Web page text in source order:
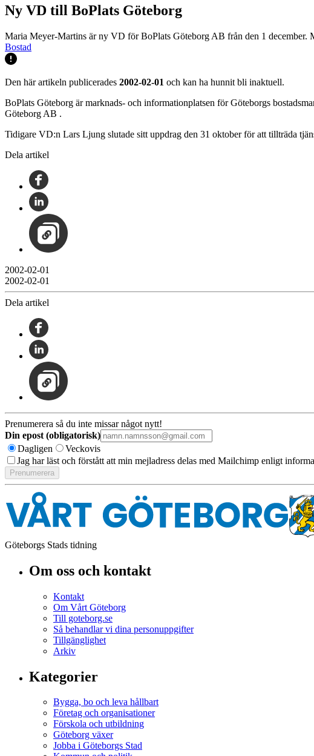
Ny VD till BoPlats Göteborg
Maria Meyer-Martins är ny VD för BoPlats Göteborg AB från den 1 december.
Bostad
Den här artikeln publicerades 2002-02-01 och kan ha hunnit bli inaktuell.
BoPlats Göteborg är marknads- och informationplatsen för Göteborgs
Göteborg AB .
Tidigare VD:n Lars Ljung slutade sitt uppdrag den 31 oktober för att tillträda
Dela artikel
2002-02-01
2002-02-01
Dela artikel
Prenumerera så du inte missar något nytt!
Din epost (obligatorisk)
Dagligen
Veckovis
Jag har läst och förstått att min mejladress delas med Mailchimp enligt
Göteborgs Stads tidning
Om oss och kontakt
Kontakt
Om Vårt Göteborg
Till goteborg.se
Så behandlar vi dina personuppgifter
Tillgänglighet
Arkiv
Kategorier
Bygga, bo och leva hållbart
Företag och organisationer
Förskola och utbildning
Göteborg växer
Jobba i Göteborgs Stad